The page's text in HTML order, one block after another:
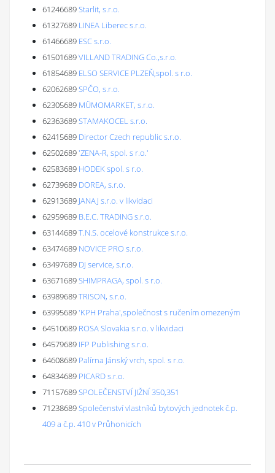
61246689Starlit, s.r.o.
61327689 LINEA Liberec s.r.o.
61466689 ESC s.r.o.
61501689VILLAND TRADING Co.,s.r.o.
61854689 ELSO SERVICE PLZEŇ,spol. s r.o.
62062689SPČO, s.r.o.
62305689 MÜMOMARKET, s.r.o.
62363689STAMAKOCEL s.r.o.
62415689 Director Czech republic s.r.o.
62502689'ZENA-R, spol. s r.o.'
62583689 HODEK spol. s r.o.
62739689 DOREA, s.r.o.
62913689 JANAJ s.r.o. v likvidaci
62959689 B.E.C. TRADING s.r.o.
63144689T.N.S. ocelové konstrukce s.r.o.
63474689 NOVICE PRO s.r.o.
63497689 DJ service, s.r.o.
63671689SHIMPRAGA, spol. s r.o.
63989689TRISON, s.r.o.
63995689'KPH Praha',společnost s ručením omezeným
64510689 ROSA Slovakia s.r.o. v likvidaci
64579689 IFP Publishing s.r.o.
64608689 Palírna Jánský vrch, spol. s r.o.
64834689 PICARD s.r.o.
71157689SPOLEČENSTVÍ JIŽNÍ 350,351
71238689Společenství vlastníků bytových jednotek č.p.
409 a č.p. 410 v Průhonicích